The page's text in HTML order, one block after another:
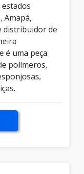
Amapá,
distribuidor de
é uma peça
polímeros,